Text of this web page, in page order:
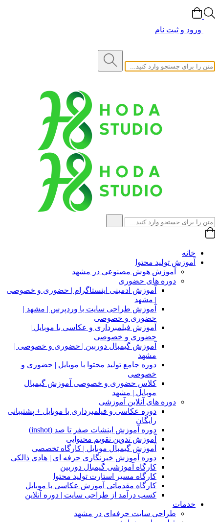
ورود و ثبت نام
خانه
آموزش تولید محتوا
آموزش هوش مصنوعی در مشهد
دوره های حضوری
آموزش ادمینی اینستاگرام | حضوری و خصوصی
| مشهد
آموزش طراحی سایت با وردپرس | مشهد |
حضوری و خصوصی
آموزش فیلمبرداری و عکاسی با موبایل |
حضوری و خصوصی
آموزش گیمبال دوربین | حضوری و خصوصی |
مشهد
دوره جامع تولید محتوا با موبایل | حضوری و
خصوصی
کلاس حضوری و خصوصی آموزش گیمبال
موبایل | مشهد
دوره های آنلاین آموزشی
دوره عکاسی و فیلمبرداری با موبایل + پشتیبانی
رایگان
دوره آموزش اینشات صفر تا صد (inshot)
آموزش تدوین تقویم محتوایی
آموزش گیمبال موبایل | کارگاه تخصصی
دوره آموزش خبرنگاری حرفه ای | هادی ذالکی
کارگاه آموزشی گیمبال دوربین
کارگاه مسیر استارت تولید محتوا
کارگاه مقدماتی آموزش عکاسی با موبایل
کسب درآمد از طراحی سایت | دوره آنلاین
خدمات
طراحی سایت حرفه‌ای در مشهد